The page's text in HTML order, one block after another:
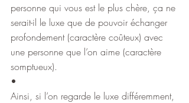
personne qui vous est le plus chère, ça ne
serait-il le luxe que de pouvoir échanger
profondement (caractère coûteux) avec
une personne que l’on aime (caractère
somptueux).
•
Ainsi, si l’on regarde le luxe différemment,